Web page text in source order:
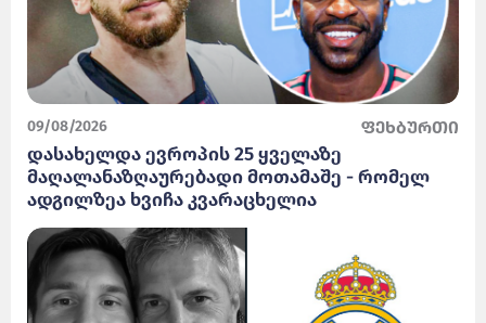
09/08/2026 ფეხბურთი
დასახელდა ევროპის 25 ყველაზე
მაღალანაზღაურებადი მოთამაშე - რომელ
ადგილზეა ხვიჩა კვარაცხელია